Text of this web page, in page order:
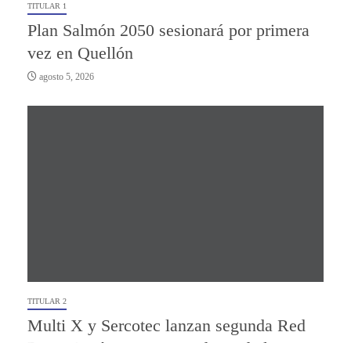
TITULAR 1
Plan Salmón 2050 sesionará por primera
vez en Quellón
agosto 5, 2026
TITULAR 2
Multi X y Sercotec lanzan segunda Red